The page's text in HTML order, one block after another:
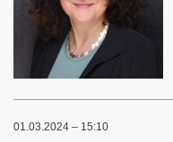
01.03.2024 – 15:10